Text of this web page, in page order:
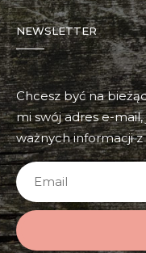
NEWSLETTER
Chcesz być na
mi swój adres e-
ważnych informacji